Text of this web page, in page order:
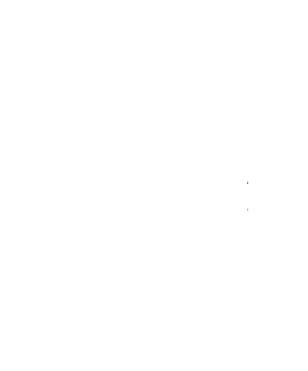
Ace
Preis
449,00